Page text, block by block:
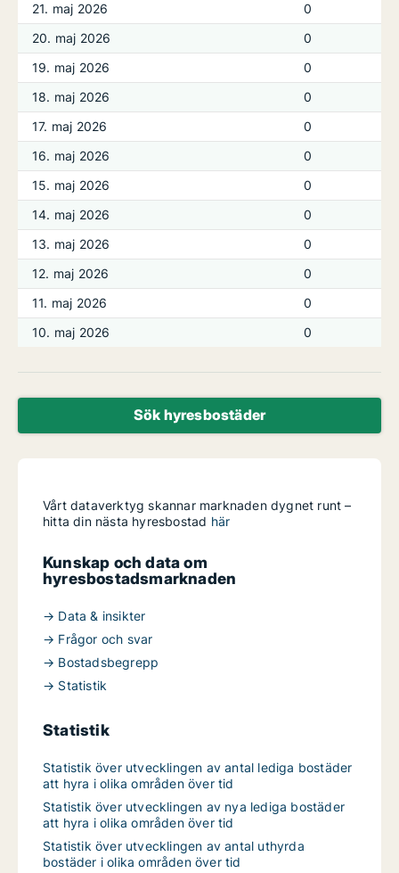
21. maj 2026
0
20. maj 2026
0
19. maj 2026
0
18. maj 2026
0
17. maj 2026
0
16. maj 2026
0
15. maj 2026
0
14. maj 2026
0
13. maj 2026
0
12. maj 2026
0
11. maj 2026
0
10. maj 2026
0
Sök hyresbostäder
Vårt dataverktyg skannar marknaden dygnet runt –
hitta din nästa hyresbostad här
Kunskap och data om
hyresbostadsmarknaden
→ Data & insikter
→ Frågor och svar
→ Bostadsbegrepp
→ Statistik
Statistik
Statistik över utvecklingen av antal lediga bostäder
att hyra i olika områden över tid
Statistik över utvecklingen av nya lediga bostäder
att hyra i olika områden över tid
Statistik över utvecklingen av antal uthyrda
bostäder i olika områden över tid